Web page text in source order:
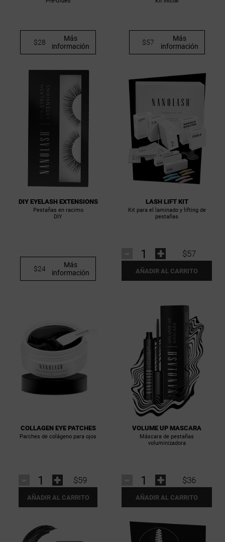
$28
Más
información
$57
Más
información
DIY EYELASH EXTENSIONS
Pestañas en racimo
DIY
$24
Más
información
LASH LIFT KIT
Kit para el laminado y lifting de
pestañas
$57
+
AÑADIR AL CARRITO
COLLAGEN EYE PATCHES
Parches de colágeno para ojos
$59
+
AÑADIR AL CARRITO
VOLUME UP MASCARA
Máscara de pestañas
voluminizadora
$36
+
AÑADIR AL CARRITO